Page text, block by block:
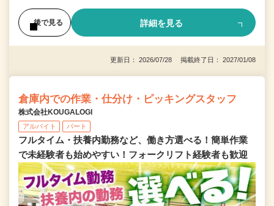
後で見る 詳細を見る
更新日： 2026/07/28 掲載終了日： 2027/01/08
倉庫内での作業・仕分け・ピッキングスタッフ
株式会社KOUGALOGI
アルバイト パート
フルタイム・扶養内勤務など、働き方選べる！簡単作業
で未経験者も始めやすい！フォークリフト経験者も歓迎